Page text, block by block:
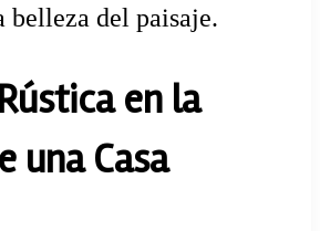
belleza del paisaje.
en la
una Casa